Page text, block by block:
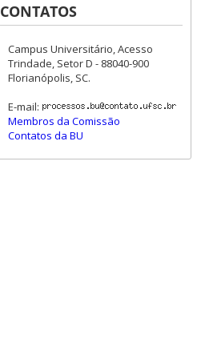
CONTATOS
Campus Universitário, Acesso
Trindade, Setor D - 88040-900
Florianópolis, SC.
E-mail:
Membros da Comissão
Contatos da BU